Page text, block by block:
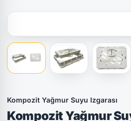
Kompozit Yağmur Suyu Izgarası
Kompozit Yağmur